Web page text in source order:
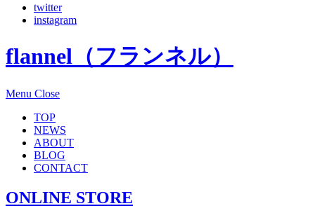
twitter
instagram
flannel（フランネル）
Menu Close
TOP
NEWS
ABOUT
BLOG
CONTACT
ONLINE STORE